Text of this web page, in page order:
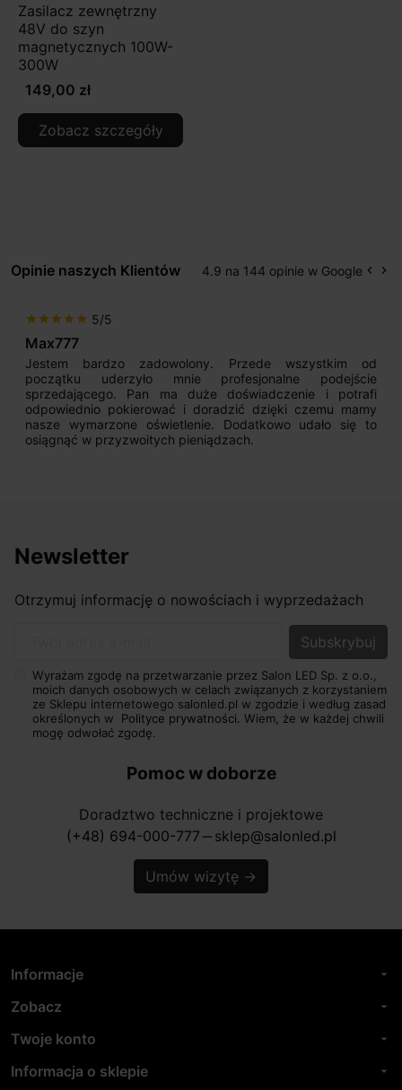
Zasilacz zewnętrzny
48V do szyn
magnetycznych 100W-
300W
149,00 zł
Zobacz szczegóły
Opinie naszych Klientów 4.9 na 144 opinie w Google keyboard_arrow_left keyboard_arrow_right
star star star star star 5/5
Max777
Jestem bardzo zadowolony. Przede wszystkim od
początku uderzyło mnie profesjonalne podejście
sprzedającego. Pan ma duże doświadczenie i potrafi
odpowiednio pokierować i doradzić dzięki czemu mamy
nasze wymarzone oświetlenie. Dodatkowo udało się to
osiągnąć w przyzwoitych pieniądzach.
Newsletter
Otrzymuj informację o nowościach i wyprzedażach
Wyrażam zgodę na przetwarzanie przez Salon LED Sp. z o.o.,
moich danych osobowych w celach związanych z korzystaniem
ze Sklepu internetowego salonled.pl w zgodzie i według zasad
określonych w Polityce prywatności. Wiem, że w każdej chwili
mogę odwołać zgodę.
Pomoc w doborze
Doradztwo techniczne i projektowe
(+48) 694-000-777 horizontal_rule sklep@salonled.pl
Umów wizytę →
Informacje arrow_drop_down
Zobacz arrow_drop_down
Twoje konto arrow_drop_down
Informacja o sklepie arrow_drop_down